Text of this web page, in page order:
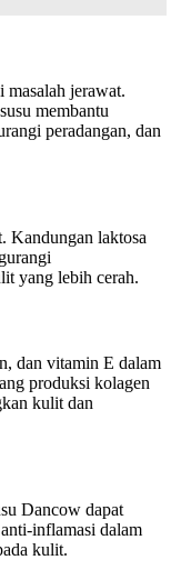
masalah jerawat.
membantu
peradangan, dan
Kandungan laktosa
yang lebih cerah.
dan vitamin E dalam
produksi kolagen
kulit dan
Dancow dapat
inflamasi dalam
kulit.